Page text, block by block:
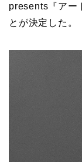
presents『アー
とが決定した。